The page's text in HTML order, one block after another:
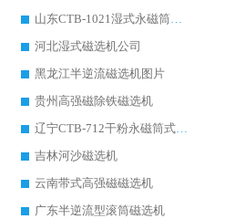
山东CTB-1021湿式永磁筒式磁选机
河北湿式磁选机公司
黑龙江半逆流磁选机图片
贵州高强磁除铁磁选机
辽宁CTB-712干粉永磁筒式磁选机
吉林河沙磁选机
云南带式高强磁磁选机
广东半逆流型滚筒磁选机